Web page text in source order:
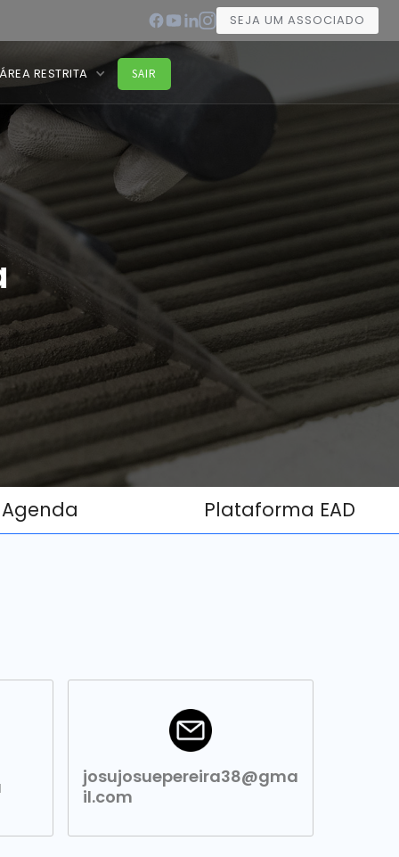
SEJA UM ASSOCIADO
ÁREA RESTRITA SAIR
Agenda Plataforma EAD
josujosuepereira38@gma
il.com